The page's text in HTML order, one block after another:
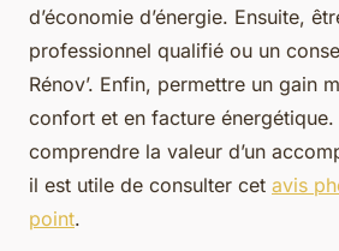
d’économie d’énergie. Ensuite,
professionnel qualifié ou un
Rénov’. Enfin, permettre un gain
confort et en facture énergétique.
comprendre la valeur d’un
il est utile de consulter cet avis
point.